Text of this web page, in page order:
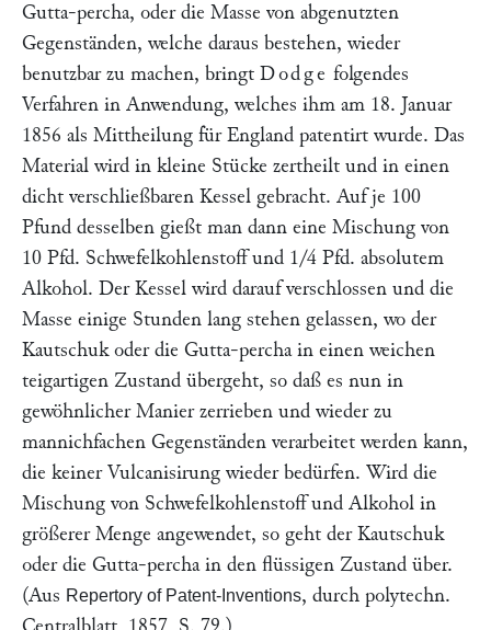
Gutta-percha, oder die Masse von abgenutzten
Gegenständen, welche daraus bestehen, wieder
benutzbar zu machen, bringt Dodge folgendes
Verfahren in Anwendung, welches ihm am 18. Januar
1856 als Mittheilung für England patentirt wurde. Das
Material wird in kleine Stücke zertheilt und in einen
dicht verschließbaren Kessel gebracht. Auf je 100
Pfund desselben gießt man dann eine Mischung von
10 Pfd. Schwefelkohlenstoff und 1/4 Pfd. absolutem
Alkohol. Der Kessel wird darauf verschlossen und die
Masse einige Stunden lang stehen gelassen, wo der
Kautschuk oder die Gutta-percha in einen weichen
teigartigen Zustand übergeht, so daß es nun in
gewöhnlicher Manier zerrieben und wieder zu
mannichfachen Gegenständen verarbeitet werden kann,
die keiner Vulcanisirung wieder bedürfen. Wird die
Mischung von Schwefelkohlenstoff und Alkohol in
größerer Menge angewendet, so geht der Kautschuk
oder die Gutta-percha in den flüssigen Zustand über.
(Aus Repertory of Patent-Inventions, durch polytechn.